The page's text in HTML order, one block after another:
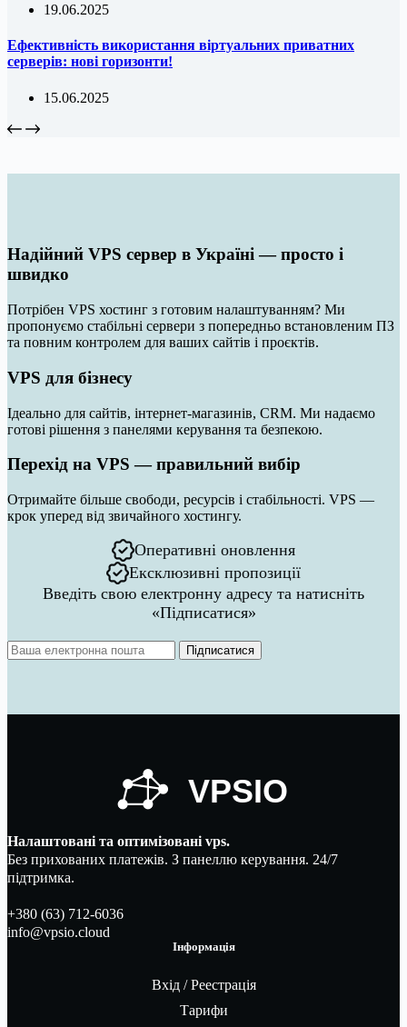
19.06.2025
Ефективність використання віртуальних приватних
серверів: нові горизонти!
15.06.2025
Надійний VPS сервер в Україні — просто і
швидко
Потрібен VPS хостинг з готовим налаштуванням? Ми
пропонуємо стабільні сервери з попередньо встановленим ПЗ
та повним контролем для ваших сайтів і проєктів.
VPS для бізнесу
Ідеально для сайтів, інтернет-магазинів, CRM. Ми надаємо
готові рішення з панелями керування та безпекою.
Перехід на VPS — правильний вибір
Отримайте більше свободи, ресурсів і стабільності. VPS —
крок уперед від звичайного хостингу.
Оперативні оновлення
Ексклюзивні пропозиції
Введіть свою електронну адресу та натисніть
«Підписатися»
Підписатися
Налаштовані та оптимізовані vps.
Без прихованих платежів. З панеллю керування. 24/7
підтримка.
+380 (63) 712-6036
info@vpsio.cloud
Інформація
Вхід / Реестрація
Тарифи